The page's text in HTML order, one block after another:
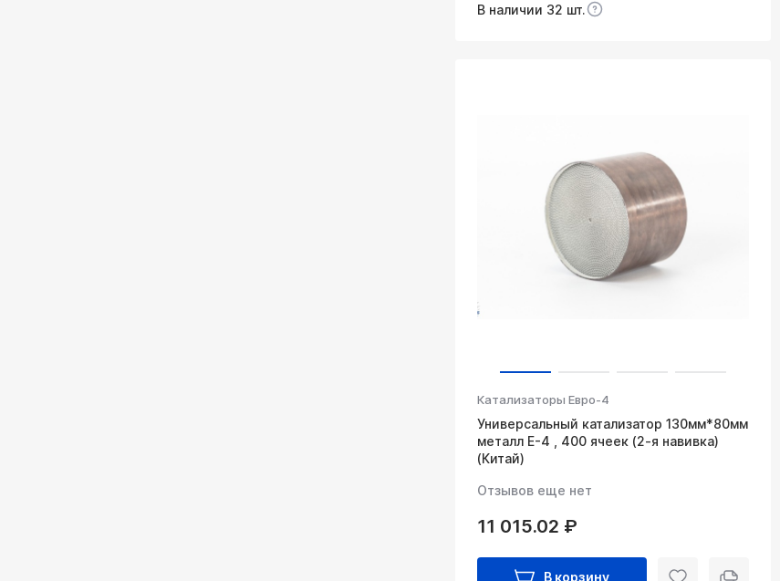
В наличии 32 шт.
Катализаторы Евро-4
Универсальный катализатор 130мм*80мм
металл Е-4 , 400 ячеек (2-я навивка)
(Китай)
Отзывов еще нет
11 015.02 ₽
В корзину